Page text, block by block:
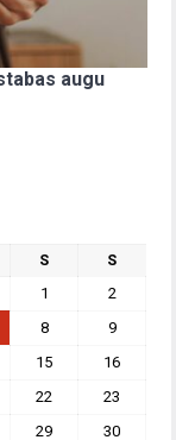
augu
S
S
1
2
8
9
15
16
22
23
29 30